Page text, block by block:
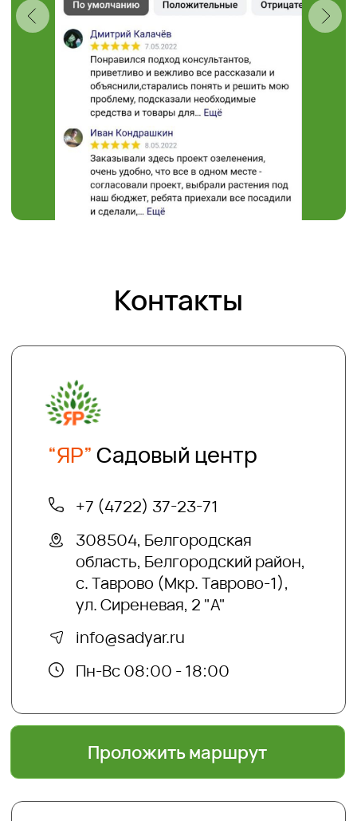
+7 (4722) 37-34-85
308504, Белгородская область,
Белгородский район,
с. Таврово (Мкр. Таврово-1),
ул. Сиреневая, 2 "А"
Пн-Вс 08:00 - 18:00
muravushka@yandex.ru
+7 (910) 737-34-85
Проложить маршрут
Хотите получать на электронную почту
скидках и акциях?
Отправляя нам свои данные вы
соглашаетесь сполитикой безопасности
подписаться
Информация
Политика безопасности
Главная